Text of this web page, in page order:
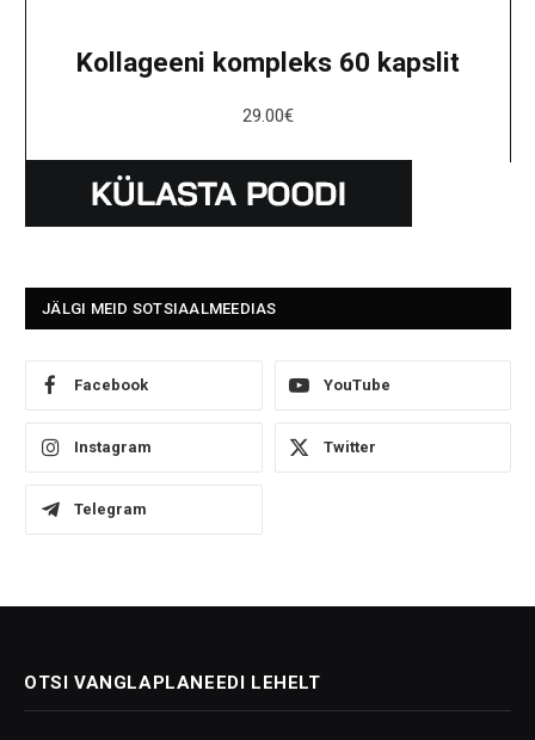
Kollageeni kompleks 60 kapslit
29.00€
JÄLGI MEID SOTSIAALMEEDIAS
Facebook YouTube
Instagram Twitter
Telegram
OTSI VANGLAPLANEEDI LEHELT